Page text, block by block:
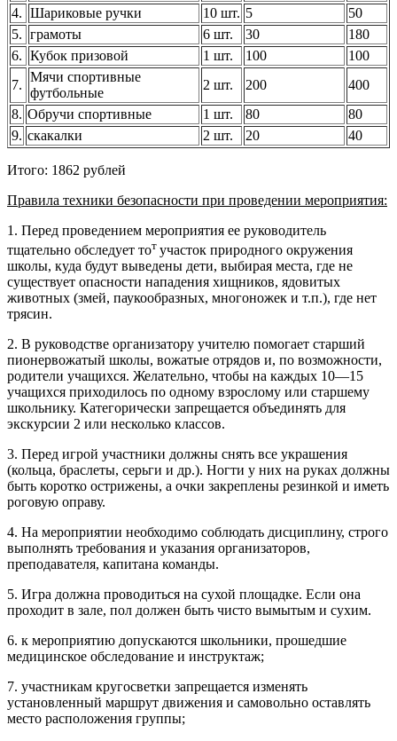
4. Шариковые ручки 10 шт. 5
50
5. грамоты 6 шт. 30
180
6. Кубок призовой 1 шт. 100
100
7.
Мячи спортивные
футбольные
2 шт. 200
400
8. Обручи спортивные 1 шт. 80
80
9. скакалки 2 шт. 20 40
Итого: 1862 рублей
Правила техники безопасности при проведении мероприятия:
1. Перед проведением мероприятия ее руководитель
тщательно обследует тот участок природного окружения
школы, куда будут выведены дети, выбирая места, где не
существует опасности нападения хищников, ядовитых
животных (змей, паукообразных, многоножек и т.п.), где нет
трясин.
2. В руководстве организатору учителю помогает старший
пионервожатый школы, вожатые отрядов и, по возможности,
родители учащихся. Желательно, чтобы на каждых 10—15
учащихся приходилось по одному взрослому или старшему
школьнику. Категорически запрещается объединять для
экскурсии 2 или несколько классов.
3. Перед игрой участники должны снять все украшения
(кольца, браслеты, серьги и др.). Ногти у них на руках должны
быть коротко острижены, а очки закреплены резинкой и иметь
роговую оправу.
4. На мероприятии необходимо соблюдать дисциплину, строго
выполнять требования и указания организаторов,
преподавателя, капитана команды.
5. Игра должна проводиться на сухой площадке. Если она
проходит в зале, пол должен быть чисто вымытым и сухим.
6. к мероприятию допускаются школьники, прошедшие
медицинское обследование и инструктаж;
7. участникам кругосветки запрещается изменять
установленный маршрут движения и самовольно оставлять
место расположения группы;